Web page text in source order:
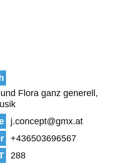
Flora ganz generell,
j.concept@gmx.at
+436503696567
288